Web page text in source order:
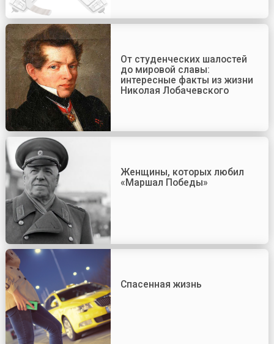
От студенческих шалостей
до мировой славы:
интересные факты из жизни
Николая Лобачевского
Женщины, которых любил
«Маршал Победы»
Спасенная жизнь